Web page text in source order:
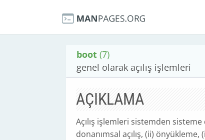
boot (7)
genel olarak açılış işlemleri
AÇIKLAMA
Açılış işlemleri sistemden
donanımsal açılış, (ii)